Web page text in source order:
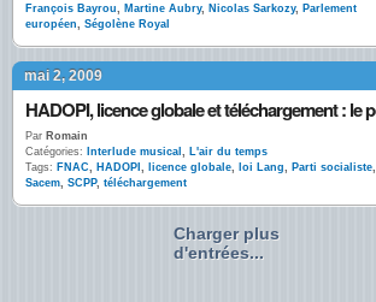
François Bayrou, Martine Aubry, Nicolas Sarkozy, Parlement
européen, Ségolène Royal
mai 2, 2009
Par Romain
Catégories:
Interlude musical , L'air du temps
Tags: FNAC, HADOPI , licence globale, loi Lang, Parti socialiste,
Sacem, SCPP, téléchargement
Charger plus
d'entrées...